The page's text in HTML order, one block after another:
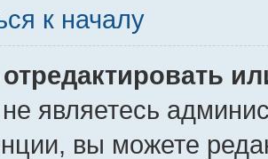
к началу
являетесь
вы можете